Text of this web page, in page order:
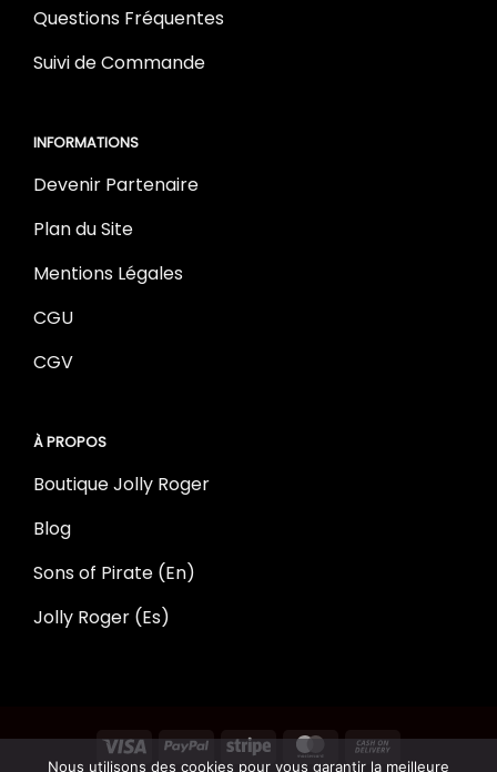
Questions Fréquentes
Suivi de Commande
INFORMATIONS
Devenir Partenaire
Plan du Site
Mentions Légales
CGU
CGV
À PROPOS
Boutique Jolly Roger
Blog
Sons of Pirate (En)
Jolly Roger (Es)
Nous utilisons des cookies pour vous garantir la meilleure